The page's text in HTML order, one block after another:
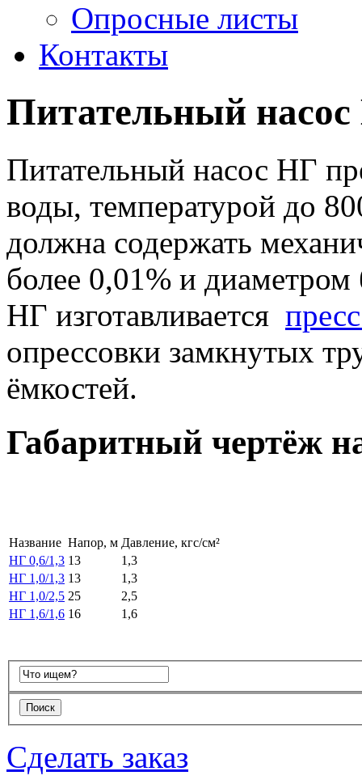
Опросные листы
Контакты
Питательный
Питательный насос НГ
воды, температурой до
должна содержать
более 0,01% и
НГ изготавливается
опрессовки замкнутых
ёмкостей.
Габаритный чертёж
Название Напор, м Давление, кгс/см²
НГ 0,6/1,3 13
1,3
НГ 1,0/1,3 13
1,3
НГ 1,0/2,5 25
2,5
НГ 1,6/1,6 16 1,6
Сделать заказ